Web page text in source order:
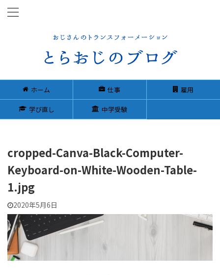
ホーム 仕事 雇用
学び直し 中学受験
cropped-Canva-Black-Computer-
Keyboard-on-White-Wooden-Table-
1.jpg
2020年5月6日